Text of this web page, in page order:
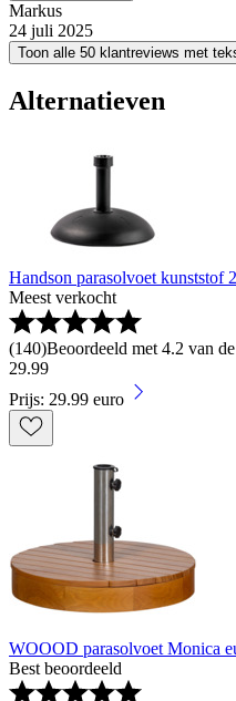
Markus
24 juli 2025
Toon alle 50 klantreviews met
Alternatieven
Handson parasolvoet kunststof
Meest verkocht
(140)Beoordeeld met 4.2 van
29.99
Prijs: 29.99 euro
WOOOD parasolvoet Monica
Best beoordeeld